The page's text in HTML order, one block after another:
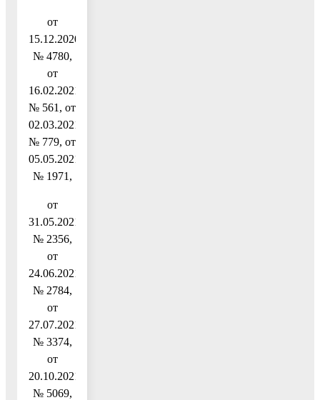
от
15.12.2020
№ 4780,
от
16.02.2021
№ 561, от
02.03.2021
№ 779, от
05.05.2021
№ 1971,
от
31.05.2021
№ 2356,
от
24.06.2021
№ 2784,
от
27.07.2021
№ 3374,
от
20.10.2021
№ 5069,